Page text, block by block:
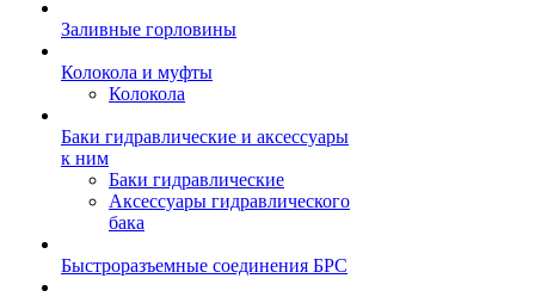
Заливные горловины
Колокола и муфты
Колокола
Баки гидравлические и аксессуары
к ним
Баки гидравлические
Аксессуары гидравлического
бака
Быстроразъемные соединения БРС